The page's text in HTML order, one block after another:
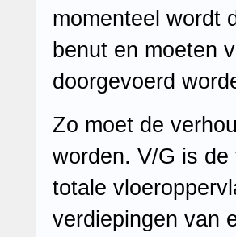
momenteel wordt
benut en moeten
doorgevoerd
Zo moet de
worden. V/G is
totale
verdiepingen van